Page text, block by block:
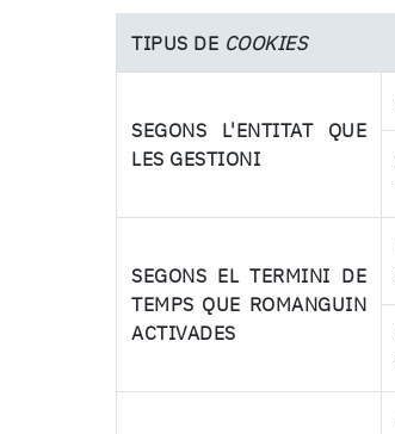
TIPUS DE COOKIES
SEGONS L'ENTITAT QUE
LES GESTIONI
SEGONS EL TERMINI DE
TEMPS QUE ROMANGUIN
ACTIVADES